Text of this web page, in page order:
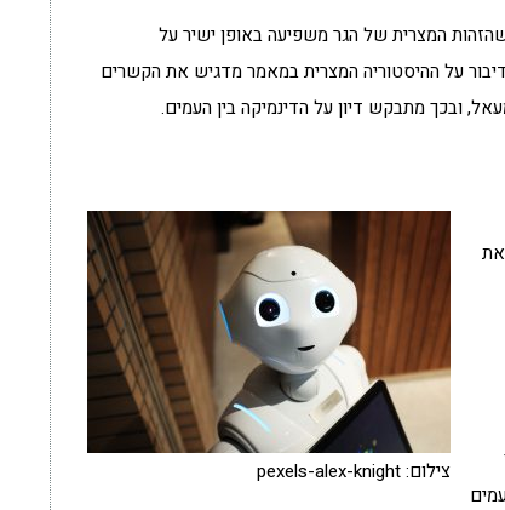
המצרית של הגר משפיעה באופן ישיר על
על ההיסטוריה המצרית במאמר מדגיש את הקשרים
ובכך מתבקש דיון על הדינמיקה בין העמים.
צילום: pexels-alex-knight
את